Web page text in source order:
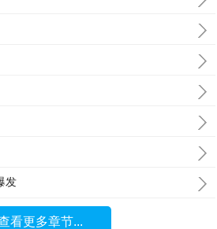
发
看更多章节...